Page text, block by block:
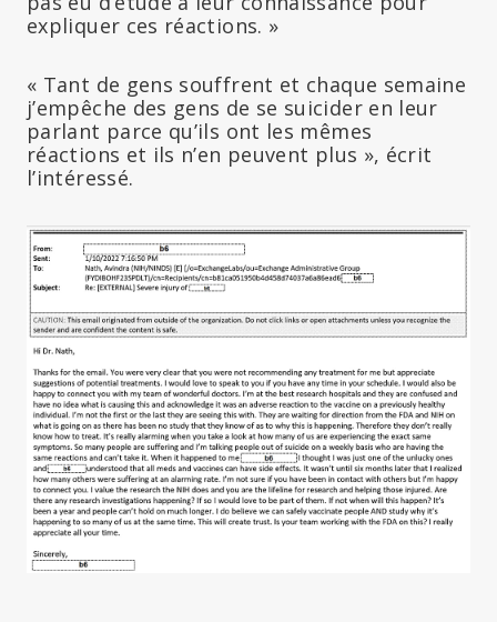
expliquer ces réactions. »
« Tant de gens souffrent et chaque semaine
j’empêche des gens de se suicider en leur
parlant parce qu’ils ont les mêmes
réactions et ils n’en peuvent plus », écrit
l’intéressé.